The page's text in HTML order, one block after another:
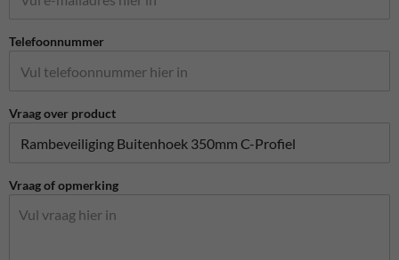
Telefoonnummer
Vraag over product
Vraag of opmerking